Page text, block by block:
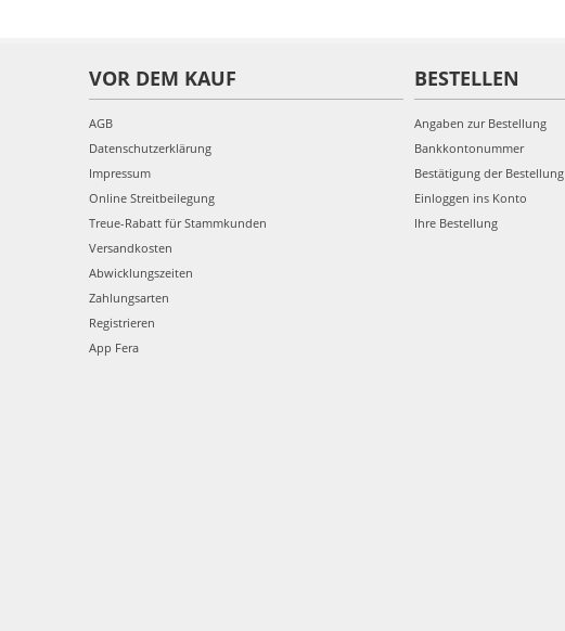
VOR DEM KAUF
AGB
Datenschutzerklärung
Impressum
Online Streitbeilegung
Treue-Rabatt für Stammkunden
Versandkosten
Abwicklungszeiten
Zahlungsarten
Registrieren
App Fera
BESTELLEN
Angaben zur Bestellung
Bankkontonummer
Bestätigung der Bestellung
Einloggen ins Konto
Ihre Bestellung